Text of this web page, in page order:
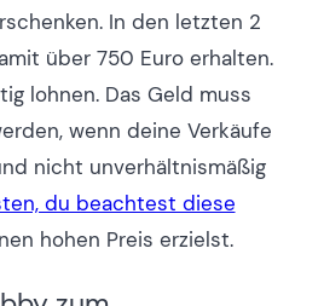
In den letzten 2
über 750 Euro erhalten.
lohnen. Das Geld muss
wenn deine Verkäufe
nicht unverhältnismäßig
du beachtest diese
hohen Preis erzielst.